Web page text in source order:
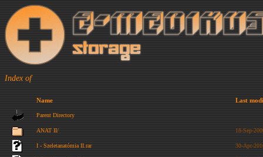
Index of
Name Last
Parent Directory
ANAT II/ 18-Sep-
I - Szeletanatómia II.rar 30-Apr-